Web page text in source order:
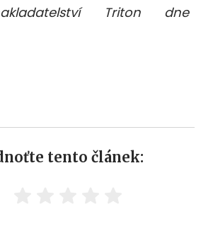
Triton dne
tento článek: